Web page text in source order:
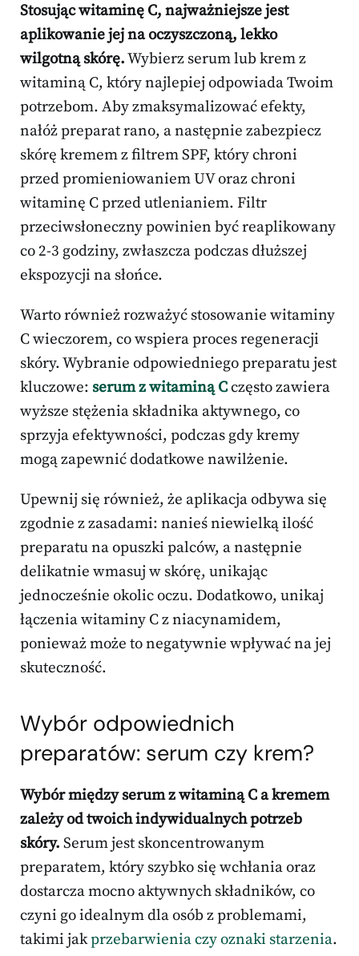
Stosując witaminę C, najważniejsze jest
aplikowanie jej na oczyszczoną, lekko
wilgotną skórę.Wybierz serum lub krem z
witaminą C, który najlepiej odpowiada Twoim
potrzebom. Aby zmaksymalizować efekty,
nałóż preparat rano, a następnie zabezpiecz
skórę kremem z filtrem SPF, który chroni
przed promieniowaniem UV oraz chroni
witaminę C przed utlenianiem. Filtr
przeciwsłoneczny powinien być reaplikowany
co 2-3 godziny, zwłaszcza podczas dłuższej
ekspozycji na słońce.
Warto również rozważyć stosowanie witaminy
C wieczorem, co wspiera proces regeneracji
skóry. Wybranie odpowiedniego preparatu jest
kluczowe: serum z witaminą Cczęsto zawiera
wyższe stężenia składnika aktywnego, co
sprzyja efektywności, podczas gdy kremy
mogą zapewnić dodatkowe nawilżenie.
Upewnij się również, że aplikacja odbywa się
zgodnie z zasadami: nanieś niewielką ilość
preparatu na opuszki palców, a następnie
delikatnie wmasuj w skórę, unikając
jednocześnie okolic oczu. Dodatkowo, unikaj
łączenia witaminy C z niacynamidem,
ponieważ może to negatywnie wpływać na jej
skuteczność.
Wybór odpowiednich
preparatów: serum czy krem?
Wybór między serum z witaminą C a kremem
zależy od twoich indywidualnych potrzeb
skóry. Serum jest skoncentrowanym
preparatem, który szybko się wchłania oraz
dostarcza mocno aktywnych składników, co
czyni go idealnym dla osób z problemami,
takimi jakprzebarwienia czy oznaki starzenia.